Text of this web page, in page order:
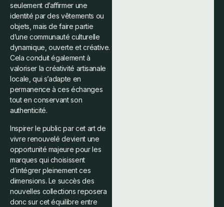
seulement d’affirmer une
identité par des vêtements ou
objets, mais de faire partie
d’une communauté culturelle
dynamique, ouverte et créative.
Cela conduit également à
valoriser la créativité artisanale
locale, qui s’adapte en
permanence à ces échanges
tout en conservant son
authenticité.
Inspirer le public par cet art de
vivre renouvelé devient une
opportunité majeure pour les
marques qui choisissent
d’intégrer pleinement ces
dimensions. Le succès des
nouvelles collections reposera
donc sur cet équilibre entre